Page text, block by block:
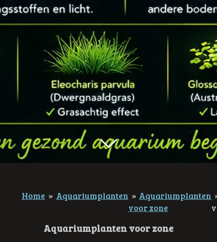
Home » Aquariumplanten » Aquariumplanten
voor zone
Aquariumplanten voor zone